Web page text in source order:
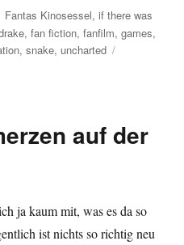
Kategorien
Fantas Kinosessel,if there was
,fan fiction,fanfilm,games,
,snake, uncharted
auf der
ja kaum mit, was es da so
ist nichts so richtig neu